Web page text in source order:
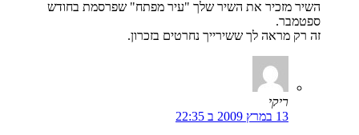
השיר מזכיר את השיר שלך "עיר מפתח" שפרסמת בחודש
ספטמבר.
זה רק מראה לך ששירייך נחרטים בזכרון.
ריקי
13 במרץ 2009 ב 22:35